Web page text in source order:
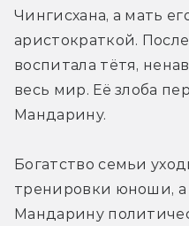
Чингисхана, а мать
аристократкой.
воспитала тётя,
весь мир. Её злоба
Мандарину.
Богатство семьи
тренировки юноши, а
Мандарину